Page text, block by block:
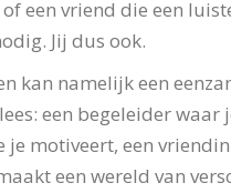
een vriend die een
Jij dus ook.
kan namelijk een
een begeleider waar
je motiveert, een
een wereld van